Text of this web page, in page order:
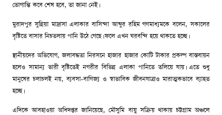
ভোগান্তি কবে শেষ হবে, তা জানা নেই।
মুরাদপুর সুন্নিয়া মাদ্রাসা এলাকার বাসিন্দা আব্দুর রহিম গণমাধ্যমকে বলেন, সকালের
বৃষ্টিতে বাসার নিচতলায় পানি উঠে গেছে। ফলে এখন ঘরবন্দি হয়ে থাকতে হচ্ছে।
স্থানীয়দের অভিযোগ, জলাবদ্ধতা নিরসনে হাজার হাজার কোটি টাকার প্রকল্প বাস্তবায়ন
হলেও সামান্য ভারী বৃষ্টিতেই নগরীর বিভিন্ন এলাকা পানিতে তলিয়ে যায়। এতে শুধু
মানুষের চলাচলই নয়, ব্যবসা-বাণিজ্য ও স্বাভাবিক জীবনযাত্রাও মারাত্মকভাবে ব্যাহত
হচ্ছে।
এদিকে আবহাওয়া অধিদপ্তর জানিয়েছে, মৌসুমি বায়ু সক্রিয় থাকায় চট্টগ্রাম অঞ্চলে